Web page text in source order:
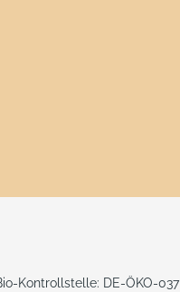
Kontrollstelle: DE-ÖKO-037